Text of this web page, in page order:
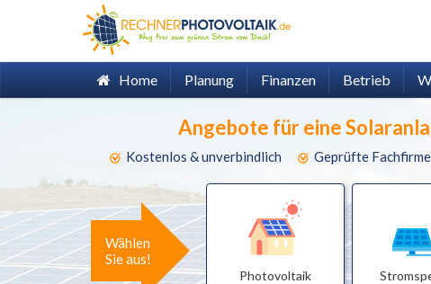
Home Planung Finanzen Betrieb
Angebote für eine
Kostenlos & unverbindlich Geprüfte
Wählen
Sie aus!
Photovoltaik